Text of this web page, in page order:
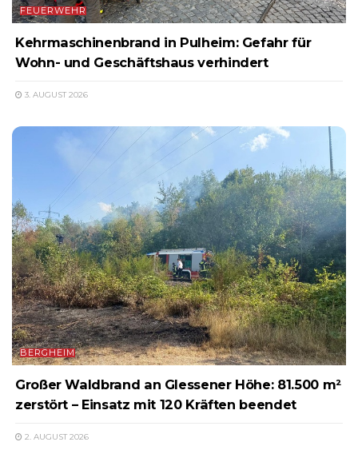
FEUERWEHR
Kehrmaschinenbrand in Pulheim: Gefahr für
Wohn- und Geschäftshaus verhindert
3. AUGUST 2026
BERGHEIM
Großer Waldbrand an Glessener Höhe: 81.500 m²
zerstört – Einsatz mit 120 Kräften beendet
2. AUGUST 2026